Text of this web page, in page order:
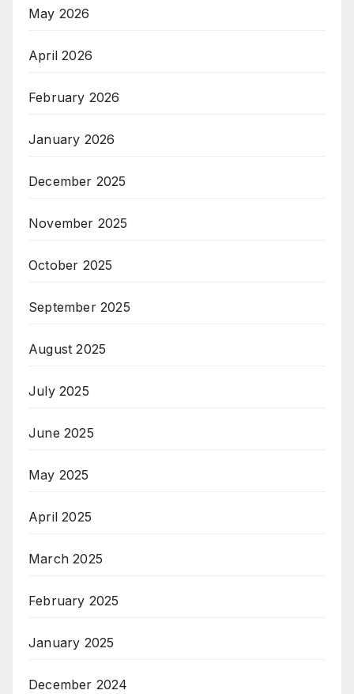
May 2026
April 2026
February 2026
January 2026
December 2025
November 2025
October 2025
September 2025
August 2025
July 2025
June 2025
May 2025
April 2025
March 2025
February 2025
January 2025
December 2024